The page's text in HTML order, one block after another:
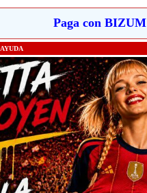
Paga con BIZUM
AYUDA